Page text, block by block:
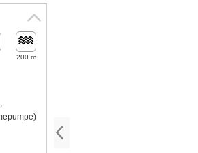
200 m